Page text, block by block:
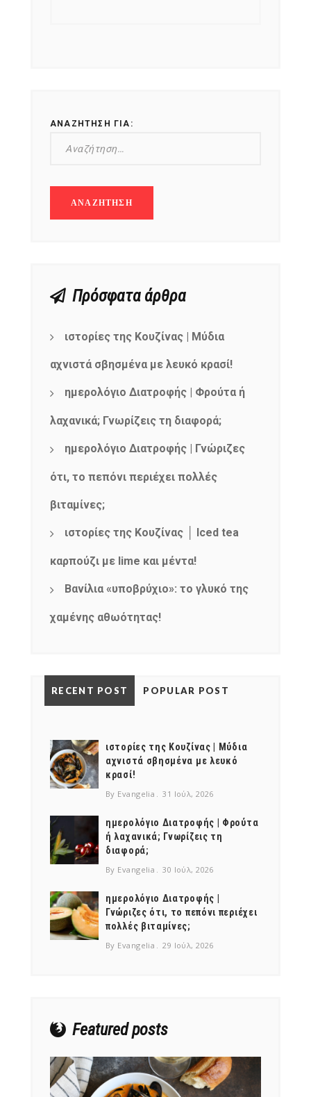
ΑΝΑΖΉΤΗΣΗ ΓΙΑ:
Πρόσφατα άρθρα
ιστορίες της Κουζίνας | Μύδια
αχνιστά σβησμένα με λευκό κρασί!
ημερολόγιο Διατροφής | Φρούτα ή
λαχανικά; Γνωρίζεις τη διαφορά;
ημερολόγιο Διατροφής | Γνώριζες
ότι, το πεπόνι περιέχει πολλές
βιταμίνες;
ιστορίες της Κουζίνας │ Iced tea
καρπούζι με lime και μέντα!
Βανίλια «υποβρύχιο»: το γλυκό της
χαμένης αθωότητας!
RECENT POST POPULAR POST
ιστορίες της Κουζίνας | Μύδια
αχνιστά σβησμένα με λευκό
κρασί!
By Evangelia 31 Ιούλ, 2026
ημερολόγιο Διατροφής | Φρούτα
ή λαχανικά; Γνωρίζεις τη
διαφορά;
By Evangelia 30 Ιούλ, 2026
ημερολόγιο Διατροφής |
Γνώριζες ότι, το πεπόνι περιέχει
πολλές βιταμίνες;
By Evangelia 29 Ιούλ, 2026
Featured posts
NEWSLETTER
Get ti
mel
y updates
fro
m
your favorite
products